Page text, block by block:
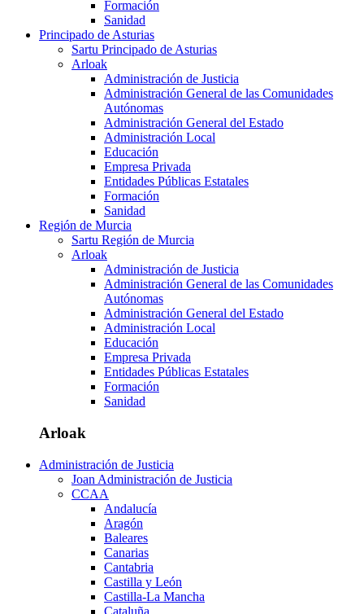
Formación
Sanidad
Principado de Asturias
Sartu Principado de Asturias
Arloak
Administración de Justicia
Administración General de las Comunidades
Autónomas
Administración General del Estado
Administración Local
Educación
Empresa Privada
Entidades Públicas Estatales
Formación
Sanidad
Región de Murcia
Sartu Región de Murcia
Arloak
Administración de Justicia
Administración General de las Comunidades
Autónomas
Administración General del Estado
Administración Local
Educación
Empresa Privada
Entidades Públicas Estatales
Formación
Sanidad
Arloak
Administración de Justicia
Joan Administración de Justicia
CCAA
Andalucía
Aragón
Baleares
Canarias
Cantabria
Castilla y León
Castilla-La Mancha
Cataluña